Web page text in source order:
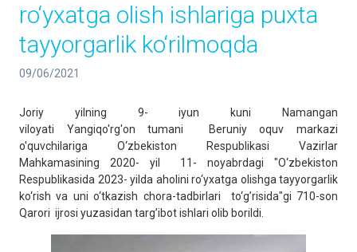
ro‘yxatga olish ishlariga puxta
tayyorgarlik ko‘rilmoqda
09/06/2021
Joriy yilning 9- iyun kuni Namangan
viloyati Yangiqo'rg'on tumani Beruniy oquv markazi
o'quvchilariga O‘zbekiston Respublikasi Vazirlar
Mahkamasining 2020- yil 11- noyabrdagi "O‘zbekiston
Respublikasida 2023- yilda aholini ro‘yxatga olishga tayyorgarlik
ko‘rish va uni o‘tkazish chora-tadbirlari to‘g’risida"gi 710-son
Qarori ijrosi yuzasidan targ’ibot ishlari olib borildi.